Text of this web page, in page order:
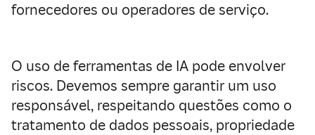
fornecedores ou operadores de serviço.
O uso de ferramentas de IA pode envolver
riscos. Devemos sempre garantir um uso
responsável, respeitando questões como o
tratamento de dados pessoais, propriedade